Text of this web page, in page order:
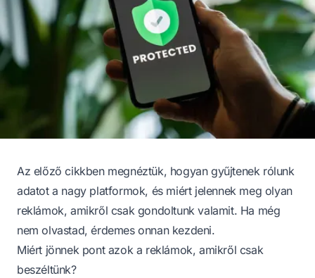
Az előző cikkben megnéztük, hogyan gyűjtenek rólunk
adatot a nagy platformok, és miért jelennek meg olyan
reklámok, amikről csak gondoltunk valamit. Ha még
nem olvastad, érdemes onnan kezdeni.
Miért jönnek pont azok a reklámok, amikről csak
beszéltünk?